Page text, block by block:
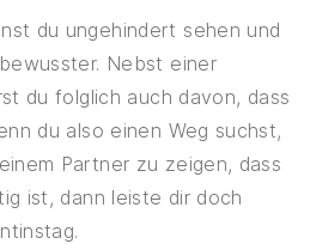
du ungehindert sehen und
Nebst einer
du folglich auch davon, dass
du also einen Weg suchst,
Partner zu zeigen, dass
ist, dann leiste dir doch